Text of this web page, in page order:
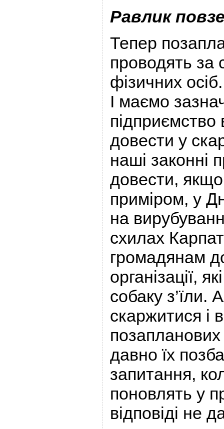
Равлик
Тепер
проводять за
фізичних
І маємо
довести у
наші законні
довести,
приміром, у
на
схилах
громадянам
організації,
собаку з’їли.
скаржитися і
позапланових
давно їх
запитання,
поновлять у
відповіді не